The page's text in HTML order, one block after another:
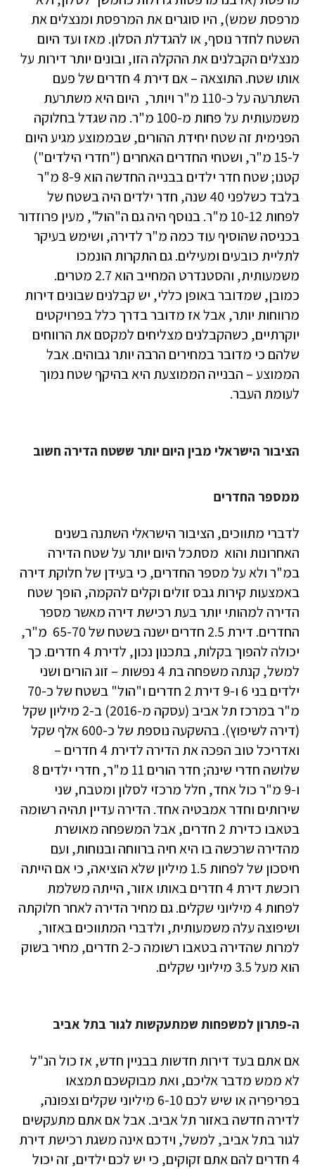
מרפסת שמש), היו סוגרים את המרפסת ומנצלים את
השטח לחדר נוסף, או להגדלת הסלון. מאז ועד היום
מנצלים הקבלנים את ההקלה הזו, ובונים יותר דירות על
אותו שטח. התוצאה – אם דירת 4 חדרים של פעם
השתרעה על כ-110 מ"ר ויותר, היום היא משתרעת
משמעותית על פחות מ-100 מ"ר. מה שגדל בחלוקה
הפנימית זה שטח יחידת ההורים, שבממוצע מגיע היום
ל-15 מ"ר, ושטחי החדרים האחרים ("חדרי הילדים")
קטנו; שטח חדר ילדים בבנייה החדשה הוא 8-9 מ"ר
בלבד כשלפני 40 שנה, חדר ילדים היה בשטח של
לפחות 10-12 מ"ר. בנוסף היה גם ה"הול", מעין פרוזדור
בכניסה שהוסיף עוד כמה מ"ר לדירה, ושימש בעיקר
לתליית כובעים ומעילים. גם התקרות הונמכו
משמעותית, והסטנדרט המחייב הוא 2.7 מטרים.
כמובן, שמדובר באופן כללי, יש קבלנים שבונים דירות
מרווחות יותר, אבל אז מדובר בדרך כלל בפרויקטים
יוקרתיים, כשהקבלנים מצליחים למקסם את הרווחים
שלהם כי מדובר במחירים הרבה יותר גבוהים. אבל
הממוצע – הבנייה הממוצעת היא בהיקף שטח נמוך
לעומת העבר.
הציבור הישראלי מבין היום יותר ששטח הדירה חשוב
ממספר החדרים
לדברי מתווכים, הציבור הישראלי השתנה בשנים
האחרונות והוא מסתכל היום יותר על שטח הדירה
במ"ר ולא על מספר החדרים, כי בעידן של חלוקת דירה
באמצעות קירות גבס זולים וקלים להקמה, הופך שטח
הדירה למהותי יותר בעת רכישת דירה מאשר מספר
החדרים. דירת 2.5 חדרים ישנה בשטח של 65-70 מ"ר,
יכולה להפוך בקלות, בתכנון נכון, לדירת 4 חדרים. כך
למשל, קנתה משפחה בת 4 נפשות – זוג הורים ושני
ילדים בני 6 ו-9 דירת 2 חדרים ו"הול" בשטח של כ-70
מ"ר במרכז תל אביב (עסקה מ-2016) ב-2 מיליון שקל
(דירה לשיפוץ). בהשקעה נוספת של כ-600 אלף שקל
ואדריכל טוב הפכה את הדירה לדירת 4 חדרים –
שלושה חדרי שינה; חדר הורים 11 מ"ר, חדרי ילדים 8
ו-9 מ"ר כול אחד, חלל מרכזי לסלון ומטבח, שני
שירותים וחדר אמבטיה אחד. הדירה עדיין תהיה רשומה
בטאבו כדירת 2 חדרים, אבל המשפחה מאושרת
מהדירה שרכשה בו היא חיה ברווחה ובנוחות, ועם
חיסכון של לפחות 1.5 מיליון שלא הוציאה, כי אם הייתה
רוכשת דירת 4 חדרים באותו אזור, הייתה משלמת
לפחות 4 מיליוני שקלים. גם מחיר הדירה לאחר חלוקתה
ושיפוצה עלה משמעותית, ולדברי המתווכים באזור,
למרות שהדירה בטאבו רשומה כ-2 חדרים, מחיר בשוק
הוא מעל 3.5 מיליוני שקלים.
ה-פתרון למשפחות שמתעקשות לגור בתל אביב
אם אתם בעד דירות חדשות בבניין חדש, אז כול הנ"ל
לא ממש מדבר אליכם, ואת מבוקשכם תמצאו
בפריפריה או שיש לכם 6-10 מיליוני שקלים וצפונה,
לדירה חדשה באזור תל אביב. אבל אם אתם מתעקשים
לגור בתל אביב, למשל, וידכם אינה משגת רכישת דירת
4 חדרים להם אתם זקוקים, כי יש לכם ילדים, זה יכול